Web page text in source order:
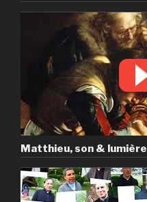
Matthieu, son & lumière